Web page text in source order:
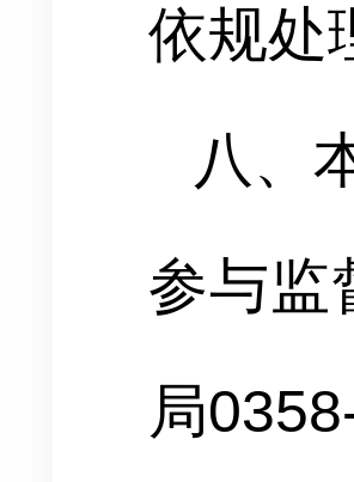
依规处
八、
参与监
局